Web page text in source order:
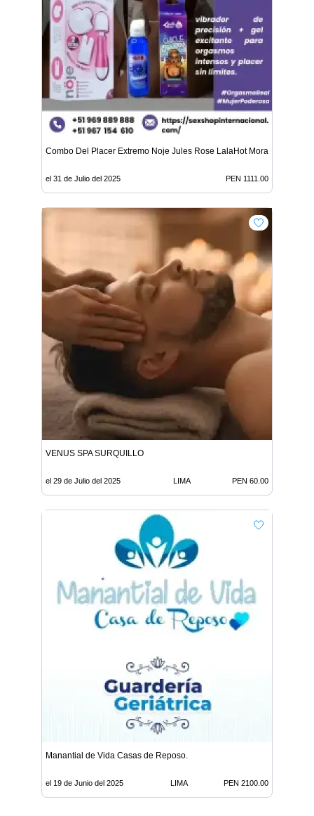
Combo Del Placer Extremo Noje Jules Rose LalaHot Morazul 100 ml
el 31 de Julio del 2025 PEN 1111.00
VENUS SPA SURQUILLO
el 29 de Julio del 2025 LIMA PEN 60.00
Manantial de Vida Casas de Reposo.
el 19 de Junio del 2025 LIMA PEN 2100.00